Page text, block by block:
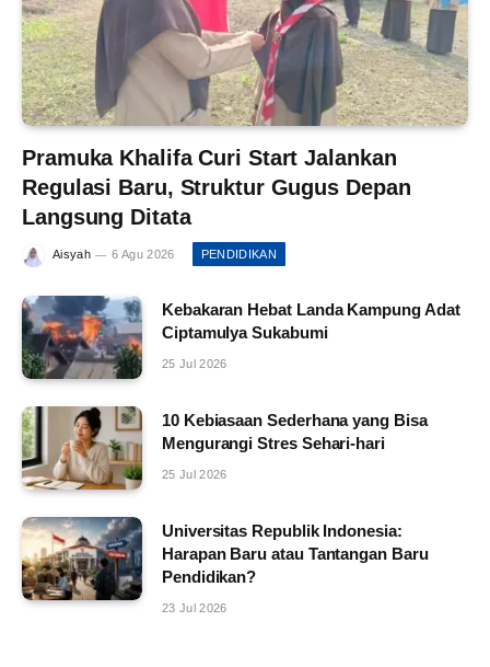
Pramuka Khalifa Curi Start Jalankan
Regulasi Baru, Struktur Gugus Depan
Langsung Ditata
Aisyah 6 Agu 2026 PENDIDIKAN
Kebakaran Hebat Landa Kampung Adat
Ciptamulya Sukabumi
25 Jul 2026
10 Kebiasaan Sederhana yang Bisa
Mengurangi Stres Sehari-hari
25 Jul 2026
Universitas Republik Indonesia:
Harapan Baru atau Tantangan Baru
Pendidikan?
23 Jul 2026